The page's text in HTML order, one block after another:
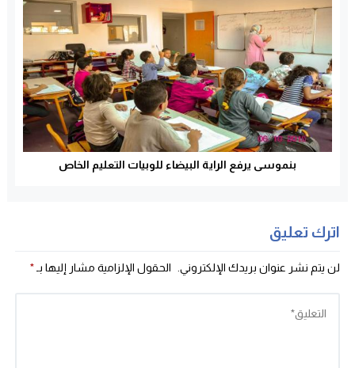
بنموسى يرفع الراية البيضاء للوبيات التعليم الخاص
اترك تعليق
لن يتم نشر عنوان بريدك الإلكتروني. الحقول الإلزامية مشار إليها بـ*